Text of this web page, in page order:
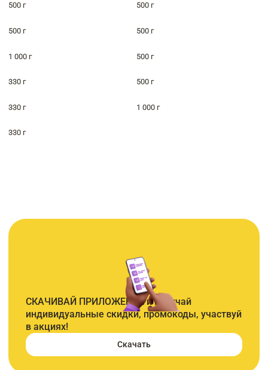
500 г 500 г
500 г 500 г
1 000 г 500 г
330 г 500 г
330 г 1 000 г
330 г
СКАЧИВАЙ ПРИЛОЖЕНИЕ и получай
индивидуальные скидки, промокоды, участвуй
в акциях!
Скачать